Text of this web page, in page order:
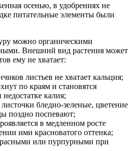
осенью, в удобрениях не
питательные элементы были
можно органическими
Внешний вид растения может
ему не хватает:
листьев не хватает кальция;
по краям и становятся
калия;
бледно-зеленые, цветение
поздно поспевают;
в медленном росте
ими красноватого оттенка;
или пурпурными при